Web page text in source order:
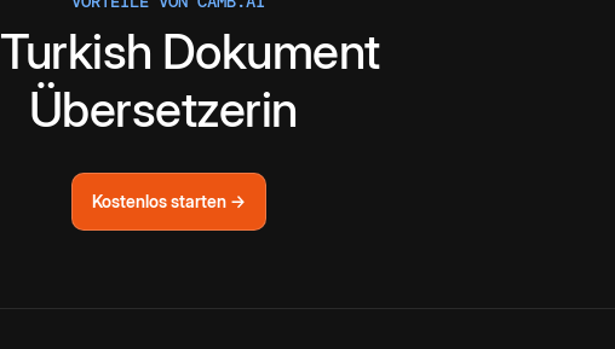
Turkish Dokument
Übersetzerin
Kostenlos starten →